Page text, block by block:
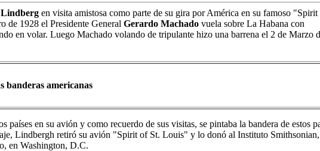
en visita amistosa como parte de su gira por América en su famoso
de 1928 el Presidente General Gerardo Machado vuela sobre La Habana con
en volar. Luego Machado volando de tripulante hizo una barrena el 2 de Marzo
banderas americanas
en su avión y como recuerdo de sus visitas, se pintaba la bandera de estos
Lindbergh retiró su avión "Spirit of St. Louis" y lo donó al Instituto Smithsonian,
en Washington, D.C.